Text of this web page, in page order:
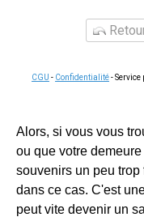
CGU - Confidentialité- Service
Alors, si vous vous
ou que votre
souvenirs un peu trop
dans ce cas. C'est
peut vite devenir un